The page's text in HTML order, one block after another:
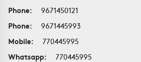
Phone:
9671450121
Phone:
9671445993
Mobile:
770445995
Whatsapp:
770445995